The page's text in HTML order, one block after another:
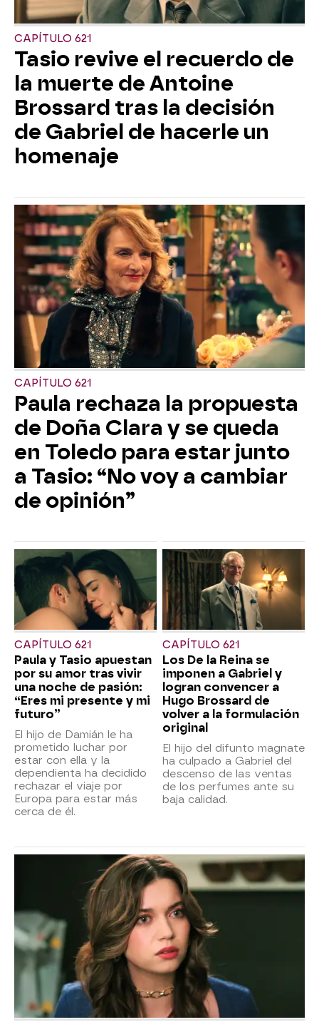
CAPÍTULO 621
Tasio revive el recuerdo de
la muerte de Antoine
Brossard tras la decisión
de Gabriel de hacerle un
homenaje
CAPÍTULO 621
Paula rechaza la propuesta
de Doña Clara y se queda
en Toledo para estar junto
a Tasio: “No voy a cambiar
de opinión”
CAPÍTULO 621
Paula y Tasio apuestan
por su amor tras vivir
una noche de pasión:
“Eres mi presente y mi
futuro”
El hijo de Damián le ha
prometido luchar por
estar con ella y la
dependienta ha decidido
rechazar el viaje por
Europa para estar más
cerca de él.
CAPÍTULO 621
Los De la Reina se
imponen a Gabriel y
logran convencer a
Hugo Brossard de
volver a la formulación
original
El hijo del difunto magnate
ha culpado a Gabriel del
descenso de las ventas
de los perfumes ante su
baja calidad.